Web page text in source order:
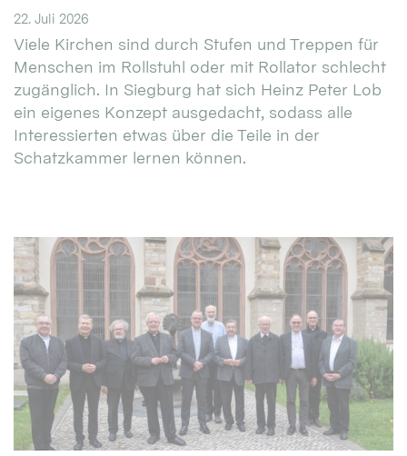
22. Juli 2026
Viele Kirchen sind durch Stufen und Treppen für
Menschen im Rollstuhl oder mit Rollator schlecht
zugänglich. In Siegburg hat sich Heinz Peter Lob
ein eigenes Konzept ausgedacht, sodass alle
Interessierten etwas über die Teile in der
Schatzkammer lernen können.